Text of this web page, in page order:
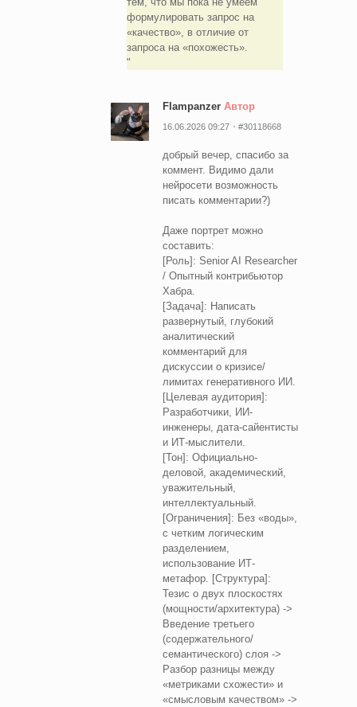
формулировать запрос на
«качество», в отличие от
запроса на «похожесть».
Flampanzer Автор
16.06.2026 09:27 #30118668
добрый вечер, спасибо за
коммент. Видимо дали
нейросети возможность
писать комментарии?)
Даже портрет можно
составить:
[Роль]: Senior AI Researcher
/ Опытный контрибьютор
Хабра.
[Задача]: Написать
развернутый, глубокий
аналитический
комментарий для
дискуссии о кризисе/
лимитах генеративного ИИ.
[Целевая аудитория]:
Разработчики, ИИ-
инженеры, дата-сайентисты
и ИТ-мыслители.
[Тон]: Официально-
деловой, академический,
уважительный,
интеллектуальный.
[Ограничения]: Без «воды»,
с четким логическим
разделением,
использование ИТ-
метафор. [Структура]:
Тезис о двух плоскостях
(мощности/архитектура) ->
Введение третьего
(содержательного/
семантического) слоя ->
Разбор разницы между
«метриками схожести» и
«смысловым качеством» ->